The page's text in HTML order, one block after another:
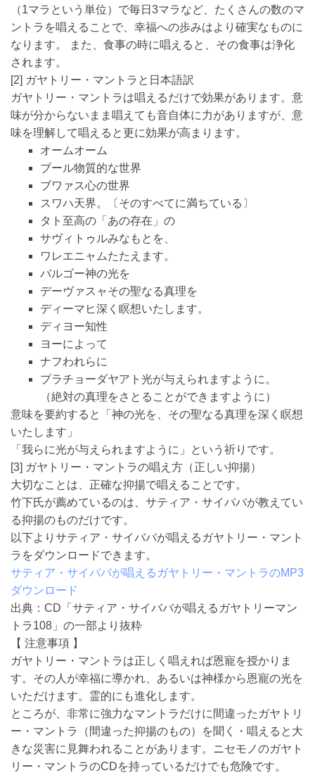
（1マラという単位）で毎日3マラなど、たくさんの数のマ
ントラを唱えることで、幸福への歩みはより確実なものに
なります。 また、食事の時に唱えると、その食事は浄化
されます。
[2] ガヤトリー・マントラと日本語訳
ガヤトリー・マントラは唱えるだけで効果があります。意
味が分からないまま唱えても音自体に力がありますが、意
味を理解して唱えると更に効果が高まります。
オームオーム
ブール物質的な世界
ブワァス心の世界
スワハ天界。〔そのすべてに満ちている〕
タト 至高の「あの存在」の
サヴィトゥルみなもとを、
ワレエニャムたたえます。
バルゴー神の光を
デーヴァスャその聖なる真理を
ディーマヒ深く瞑想いたします。
ディヨー知性
ヨーによって
ナフわれらに
プラチョーダヤアト 光が与えられますように。
（絶対の真理をさとることができますように）
意味を要約すると「神の光を、その聖なる真理を深く瞑想
いたします」
「我らに光が与えられますように」という祈りです。
[3] ガヤトリー・マントラの唱え方（正しい抑揚）
大切なことは、正確な抑揚で唱えることです。
竹下氏が薦めているのは、サティア・サイババが教えてい
る抑揚のものだけです。
以下よりサティア・サイババが唱えるガヤトリー・マント
ラをダウンロードできます。
サティア・サイババが唱えるガヤトリー・マントラのMP3
ダウンロード
出典：CD「サティア・サイババが唱えるガヤトリーマン
トラ108」の一部より抜粋
【 注意事項 】
ガヤトリー・マントラは正しく唱えれば恩寵を授かりま
す。その人が幸福に導かれ、あるいは神様から恩寵の光を
いただけます。霊的にも進化します。
ところが、非常に強力なマントラだけに間違ったガヤトリ
ー・マントラ（間違った抑揚のもの）を聞く・唱えると大
きな災害に見舞われることがあります。 ニセモノのガヤト
リー・マントラのCDを持っているだけでも危険です。